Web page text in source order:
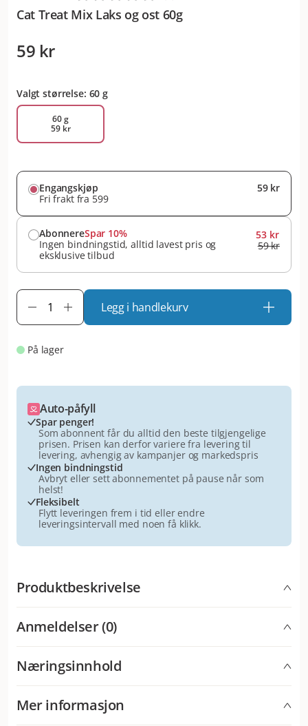
Cat Treat Mix Laks og ost 60g
59 kr
Valgt størrelse: 60 g
60 g
59 kr
Engangskjøp
Fri frakt fra 599
59 kr
AbonnereSpar 10%
Ingen bindningstid, alltid lavest pris og
eksklusive tilbud
53 kr
59 kr
Legg i handlekurv
På lager
Auto-påfyll
Spar penger!
Som abonnent får du alltid den beste tilgjengelige
prisen. Prisen kan derfor variere fra levering til
levering, avhengig av kampanjer og markedspris
Ingen bindningstid
Avbryt eller sett abonnementet på pause når som
helst!
Fleksibelt
Flytt leveringen frem i tid eller endre
leveringsintervall med noen få klikk.
Produktbeskrivelse
vanskelig for å motstå den gode smaken av
DREAMIES™. Det er ingen hemmelig ingrediens eller
magi som gjør bitene så gode. Vi har bare fylt dem med
masse deilig innhold som katter elsker. Så rist posen
og se katten komme løpende.
Anmeldelser (0)
Hva synes andre kunder
Kattene er begeistret for Kattgodis Mix Laks & Ost,
og eiere på tvers av flere markeder gir produktet
toppkarakter. Godbiten beskrives som en absolutt
Næringsinnhold
Antioksidanter og fargestoffer, ernæringsmessige
Mer informasjon